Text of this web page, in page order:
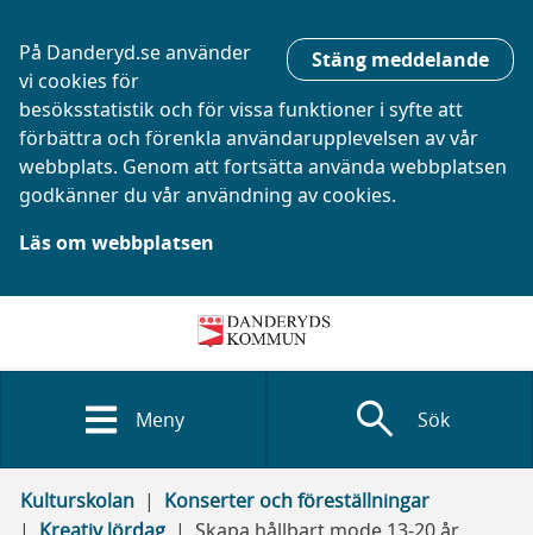
Stäng meddelande
På Danderyd.se använder
vi cookies för
besöksstatistik och för vissa funktioner i syfte att
förbättra och förenkla användarupplevelsen av vår
webbplats. Genom att fortsätta använda webbplatsen
godkänner du vår användning av cookies.
Läs om webbplatsen
Meny search Sök
Kulturskolan
Konserter och föreställningar